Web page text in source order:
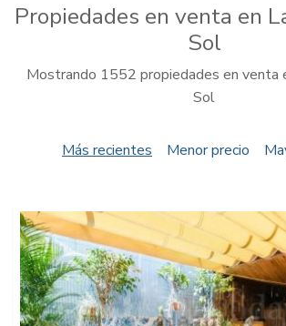
Propiedades en venta en
Sol
Mostrando 1552 propiedades en venta
Sol
Más recientes Menor precio